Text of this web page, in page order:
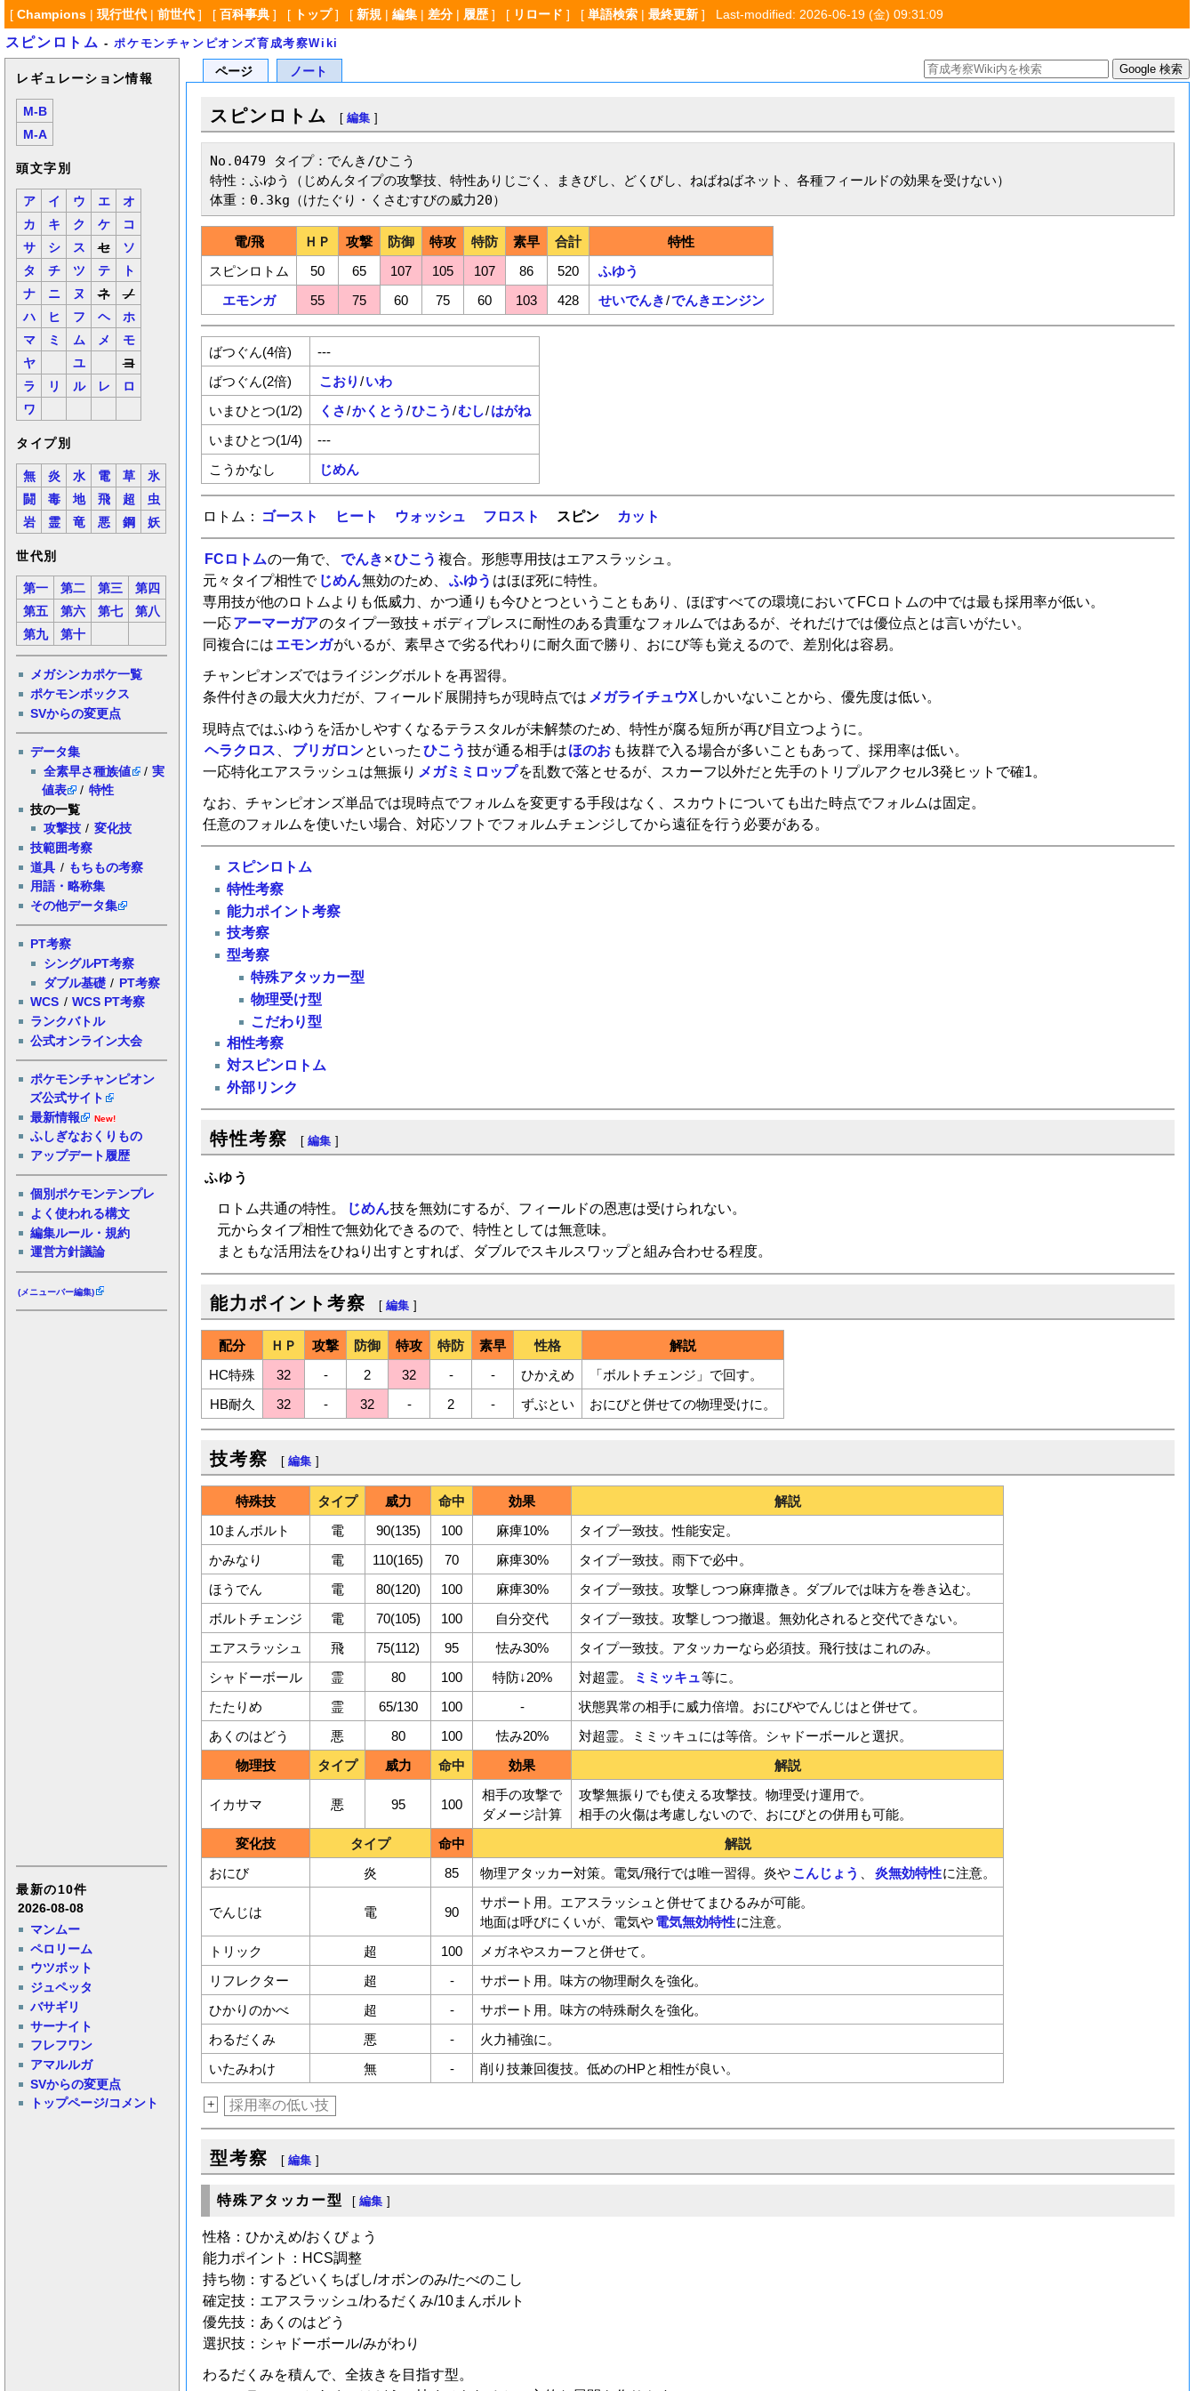
[ Champions| 現行世代| 前世代] [ 百科事典] [ トップ] [ 新規| 編集| 差分| 履歴] [ リロード ] [ 単語検索| 最終更新] Last-modified: 2026-06-19 (金) 09:31:09
スピンロトム - ポケモンチャンピオンズ育成考察Wiki
レギュレーション情報
M-B
M-A
頭文字別
ア イ ウ エ
オ
カ
キ ク ケ
コ
サ
シ ス セ
ソ
タ
チ ツ テ
ト
ナ
ニ ヌ ネ
ノ
ハ
ヒ フ ヘ
ホ
マ
ミ ム メ
モ
ヤ
ユ
ヨ
ラ
リ ル レ
ロ
ワ
タイプ別
無 炎 水 電 草
氷
闘
毒 地 飛 超
虫
岩
霊 竜 悪 鋼 妖
世代別
第一 第二 第三
第四
第五
第六 第七
第八
第九
第十
メガシンカポケ一覧
ポケモンボックス
SVからの変更点
データ集
全素早さ種族値
/ 実
値表
/ 特性
技の一覧
攻撃技 / 変化技
技範囲考察
道具 / もちもの考察
用語・略称集
その他データ集
PT考察
シングルPT考察
ダブル基礎 / PT考察
WCS / WCS PT考察
ランクバトル
公式オンライン大会
ポケモンチャンピオン
ズ公式サイト
最新情報
New!
ふしぎなおくりもの
アップデート履歴
個別ポケモンテンプレ
よく使われる構文
編集ルール・規約
運営方針議論
(メニューバー編集)
最新の10件
2026-08-08
マンムー
ペロリーム
ウツボット
ジュペッタ
バサギリ
サーナイト
フレフワン
アマルルガ
SVからの変更点
トップページ/コメント
ページ ノート
スピンロトム [ 編集 ]
No.0479 タイプ：でんき/ひこう
特性：ふゆう（じめんタイプの攻撃技、特性ありじごく、まきびし、どくびし、ねばねばネット、各種フィールドの効果を受けない）
体重：0.3kg（けたぐり・くさむすびの威力20）
電/飛 ＨＰ 攻撃 防御 特攻 特防 素早 合計
特性
スピンロトム
50 65 107 105 107 86 520
ふゆう
エモンガ
55 75 60 75 60 103 428 せいでんき/でんきエンジン
ばつぐん(4倍)
---
ばつぐん(2倍)
こおり /いわ
いまひとつ(1/2)
くさ/かくとう /ひこう /むし/はがね
いまひとつ(1/4)
---
こうかなし
じめん
ロトム： ゴースト ヒート ウォッシュ フロスト スピン カット
FCロトムの一角で、 でんき ×ひこう 複合。形態専用技はエアスラッシュ。
元々タイプ相性で じめん無効のため、 ふゆう はほぼ死に特性。
専用技が他のロトムよりも低威力、かつ通りも今ひとつということもあり、ほぼすべての環境においてFCロトムの中では最も採用率が低い。
一応アーマーガアのタイプ一致技＋ボディプレスに耐性のある貴重なフォルムではあるが、それだけでは優位点とは言いがたい。
同複合には エモンガがいるが、素早さで劣る代わりに耐久面で勝り、おにび等も覚えるので、差別化は容易。
チャンピオンズではライジングボルトを再習得。
条件付きの最大火力だが、フィールド展開持ちが現時点では メガライチュウX しかいないことから、優先度は低い。
現時点ではふゆうを活かしやすくなるテラスタルが未解禁のため、特性が腐る短所が再び目立つように。
ヘラクロス
ブリガロンといった ひこう 技が通る相手はほのお も抜群で入る場合が多いこともあって、採用率は低い。
一応特化エアスラッシュは無振り メガミミロップを乱数で落とせるが、スカーフ以外だと先手のトリプルアクセル3発ヒットで確1。
なお、チャンピオンズ単品では現時点でフォルムを変更する手段はなく、スカウトについても出た時点でフォルムは固定。
任意のフォルムを使いたい場合、対応ソフトでフォルムチェンジしてから遠征を行う必要がある。
スピンロトム
特性考察
能力ポイント考察
技考察
型考察
特殊アタッカー型
物理受け型
こだわり型
相性考察
対スピンロトム
外部リンク
特性考察 [ 編集 ]
ふゆう
ロトム共通の特性。 じめん技を無効にするが、フィールドの恩恵は受けられない。
元からタイプ相性で無効化できるので、特性としては無意味。
まともな活用法をひねり出すとすれば、ダブルでスキルスワップと組み合わせる程度。
能力ポイント考察 [ 編集 ]
配分 ＨＰ 攻撃 防御 特攻 特防 素早 性格
解説
HC特殊
32 - 2 32 - - ひかえめ
「ボルトチェンジ」で回す。
HB耐久
32 - 32 - 2 - ずぶとい おにびと併せての物理受けに。
技考察 [ 編集 ]
特殊技 タイプ 威力 命中 効果
解説
10まんボルト
電 90(135) 100 麻痺10%
タイプ一致技。性能安定。
かみなり
電 110(165) 70 麻痺30%
タイプ一致技。雨下で必中。
ほうでん
電 80(120) 100 麻痺30%
タイプ一致技。攻撃しつつ麻痺撒き。ダブルでは味方を巻き込む。
ボルトチェンジ
電 70(105) 100 自分交代
タイプ一致技。攻撃しつつ撤退。無効化されると交代できない。
エアスラッシュ
飛 75(112) 95 怯み30%
タイプ一致技。アタッカーなら必須技。飛行技はこれのみ。
シャドーボール
霊 80 100 特防↓20% 対超霊。 ミミッキュ等に。
たたりめ
霊 65/130 100 -
状態異常の相手に威力倍増。おにびやでんじはと併せて。
あくのはどう
悪 80 100 怯み20%
対超霊。ミミッキュには等倍。シャドーボールと選択。
物理技
タイプ 威力 命中 効果 解説
イカサマ 悪 95 100
相手の攻撃で
ダメージ計算
攻撃無振りでも使える攻撃技。物理受け運用で。
相手の火傷は考慮しないので、おにびとの併用も可能。
変化技
タイプ 命中
解説
おにび
炎 85 物理アタッカー対策。電気/飛行では唯一習得。炎やこんじょう 、 炎無効特性に注意。
でんじは 電 90
サポート用。エアスラッシュと併せてまひるみが可能。
地面は呼びにくいが、電気や電気無効特性に注意。
トリック
超 100
メガネやスカーフと併せて。
リフレクター
超 -
サポート用。味方の物理耐久を強化。
ひかりのかべ
超 -
サポート用。味方の特殊耐久を強化。
わるだくみ
悪 -
火力補強に。
いたみわけ
無 - 削り技兼回復技。低めのHPと相性が良い。
+ 採用率の低い技
型考察 [ 編集 ]
特殊アタッカー型 [ 編集 ]
性格：ひかえめ/おくびょう
能力ポイント：HCS調整
持ち物：するどいくちばし/オボンのみ/たべのこし
確定技：エアスラッシュ/わるだくみ/10まんボルト
優先技：あくのはどう
選択技：シャドーボール/みがわり
わるだくみを積んで、全抜きを目指す型。